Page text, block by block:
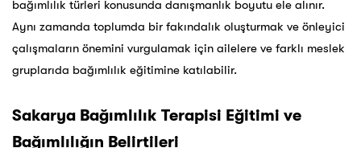
bağımlılık türleri konusunda danışmanlık boyutu ele alınır.
Aynı zamanda toplumda bir fakındalık oluşturmak ve önleyici
çalışmaların önemini vurgulamak için ailelere ve farklı meslek
gruplarıda bağımlılık eğitimine katılabilir.
Sakarya Bağımlılık Terapisi Eğitimi ve
Bağımlılığın Belirtileri